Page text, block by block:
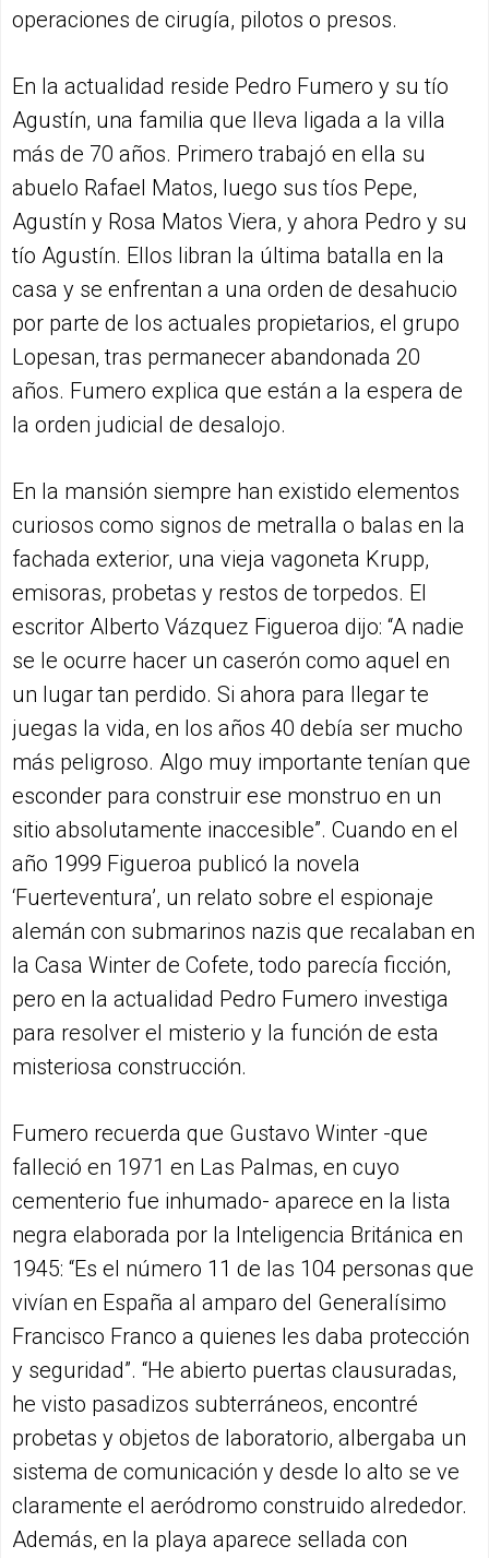
operaciones de cirugía, pilotos o presos.
En la actualidad reside Pedro Fumero y su tío
Agustín, una familia que lleva ligada a la villa
más de 70 años. Primero trabajó en ella su
abuelo Rafael Matos, luego sus tíos Pepe,
Agustín y Rosa Matos Viera, y ahora Pedro y su
tío Agustín. Ellos libran la última batalla en la
casa y se enfrentan a una orden de desahucio
por parte de los actuales propietarios, el grupo
Lopesan, tras permanecer abandonada 20
años. Fumero explica que están a la espera de
la orden judicial de desalojo.
En la mansión siempre han existido elementos
curiosos como signos de metralla o balas en la
fachada exterior, una vieja vagoneta Krupp,
emisoras, probetas y restos de torpedos. El
escritor Alberto Vázquez Figueroa dijo: “A nadie
se le ocurre hacer un caserón como aquel en
un lugar tan perdido. Si ahora para llegar te
juegas la vida, en los años 40 debía ser mucho
más peligroso. Algo muy importante tenían que
esconder para construir ese monstruo en un
sitio absolutamente inaccesible”. Cuando en el
año 1999 Figueroa publicó la novela
‘Fuerteventura’, un relato sobre el espionaje
alemán con submarinos nazis que recalaban en
la Casa Winter de Cofete, todo parecía ficción,
pero en la actualidad Pedro Fumero investiga
para resolver el misterio y la función de esta
misteriosa construcción.
Fumero recuerda que Gustavo Winter -que
falleció en 1971 en Las Palmas, en cuyo
cementerio fue inhumado- aparece en la lista
negra elaborada por la Inteligencia Británica en
1945: “Es el número 11 de las 104 personas que
vivían en España al amparo del Generalísimo
Francisco Franco a quienes les daba protección
y seguridad”. “He abierto puertas clausuradas,
he visto pasadizos subterráneos, encontré
probetas y objetos de laboratorio, albergaba un
sistema de comunicación y desde lo alto se ve
claramente el aeródromo construido alrededor.
Además, en la playa aparece sellada con